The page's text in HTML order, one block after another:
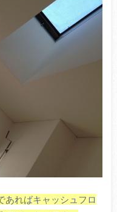
あればキャッシュフロ